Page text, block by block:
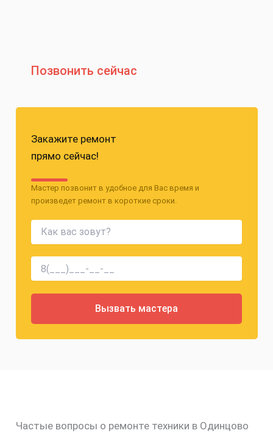
Позвонить сейчас
Закажите ремонт
прямо сейчас!
Мастер позвонит в удобное для Вас время и
произведет ремонт в короткие сроки.
Частые вопросы о ремонте техники в Одинцово